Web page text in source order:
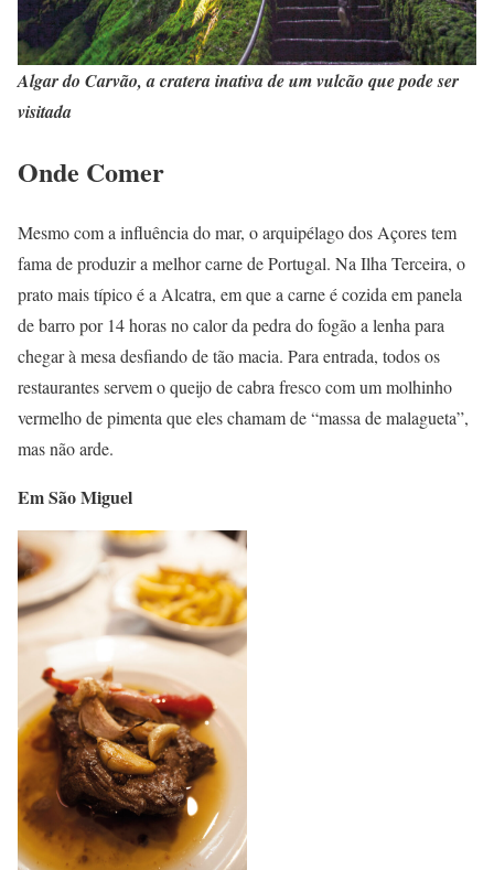
Algar do Carvão, a cratera inativa de um vulcão que pode ser
visitada
Onde Comer
Mesmo com a influência do mar, o arquipélago dos Açores tem
fama de produzir a melhor carne de Portugal. Na Ilha Terceira, o
prato mais típico é a Alcatra, em que a carne é cozida em panela
de barro por 14 horas no calor da pedra do fogão a lenha para
chegar à mesa desfiando de tão macia. Para entrada, todos os
restaurantes servem o queijo de cabra fresco com um molhinho
vermelho de pimenta que eles chamam de “massa de malagueta”,
mas não arde.
Em São Miguel